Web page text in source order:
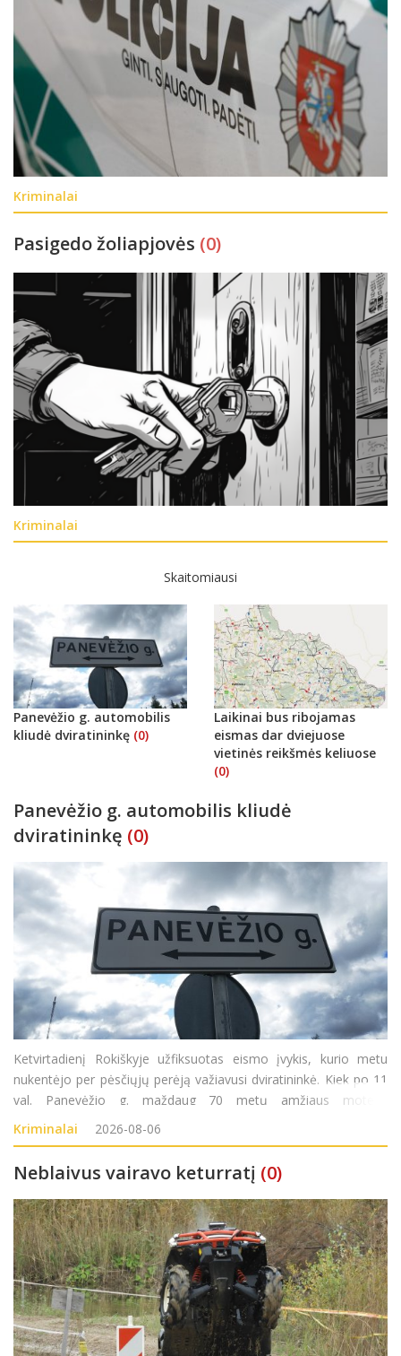
Kriminalai
Pasigedo žoliapjovės (0)
Kriminalai
Skaitomiausi
Panevėžio g. automobilis
kliudė dviratininkę (0)
Laikinai bus ribojamas
eismas dar dviejuose
vietinės reikšmės keliuose
(0)
Panevėžio g. automobilis kliudė
dviratininkę (0)
Ketvirtadienį Rokiškyje užfiksuotas eismo įvykis, kurio metu
nukentėjo per pėsčiųjų perėją važiavusi dviratininkė. Kiek po 11
val. Panevėžio g. maždaug 70 metų amžiaus moteris
važiuodama dviračiu kirto pėsčiųjų perėją. Tuo pačiu metu
važiavusi automobilio vairuotoja nespėjo laiku sustabdyti
Kriminalai 2026-08-06
Neblaivus vairavo keturratį (0)